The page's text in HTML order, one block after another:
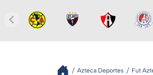
Azteca Deportes Fut